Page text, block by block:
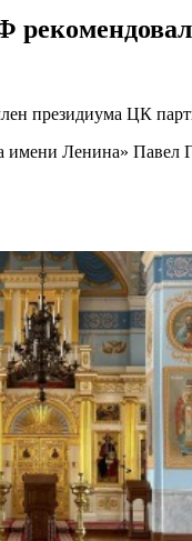
президиума ЦК
имени Ленина» Павел